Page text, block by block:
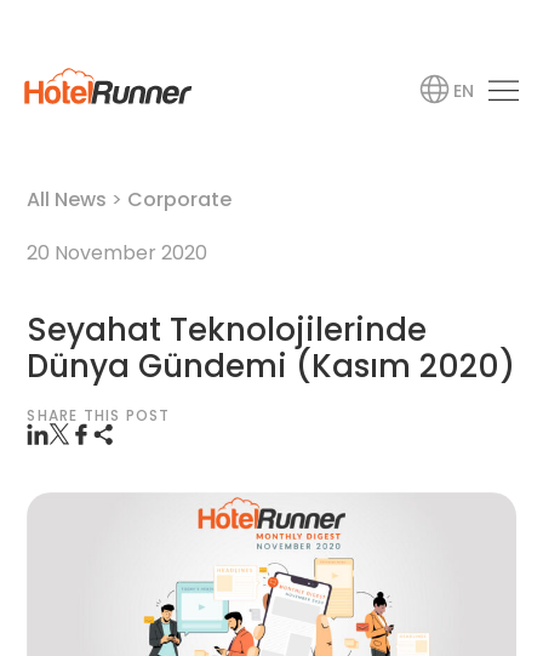
EN
All News > Corporate
20 November 2020
Seyahat Teknolojilerinde
Dünya Gündemi (Kasım 2020)
SHARE THIS POST